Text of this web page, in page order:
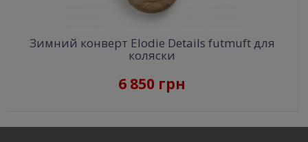
Зимний конверт Elodie Details futmuft для
коляски
6 850 грн